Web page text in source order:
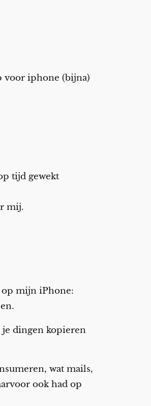
voor iphone (bijna)
tijd gewekt
mij.
op mijn iPhone:
je dingen kopieren
wat mails,
ook had op